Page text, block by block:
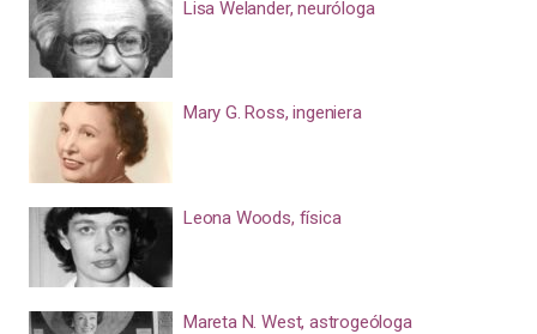
Lisa Welander, neuróloga
Mary G. Ross, ingeniera
Leona Woods, física
Mareta N. West, astrogeóloga